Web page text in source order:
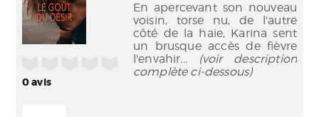
0avis
En apercevant son nouveau
voisin, torse nu, de l'autre
côté de la haie, Karina sent
un brusque accès de fièvre
l'envahir... (voir description
complète ci-dessous)